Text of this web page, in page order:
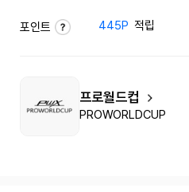
포인트 445P 적립
프로월드컵
PROWORLDCUP